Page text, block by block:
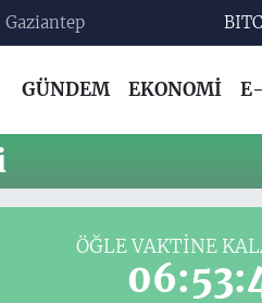
Gaziantep
GÜNDEM EKONOMİ
ÖĞLE VAKTINE